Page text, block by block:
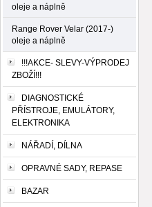
oleje a náplně
Range Rover Velar (2017-)
oleje a náplně
!!!AKCE- SLEVY-VÝPRODEJ
ZBOŽÍ!!!
DIAGNOSTICKÉ
PŘÍSTROJE, EMULÁTORY,
ELEKTRONIKA
NÁŘADÍ, DÍLNA
OPRAVNÉ SADY, REPASE
BAZAR